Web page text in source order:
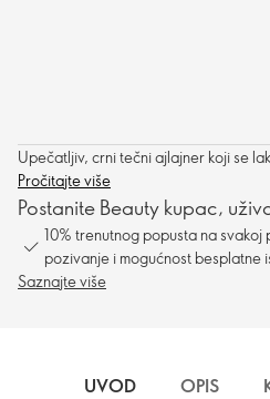
Upečatljiv, crni tečni ajlajner koji se
Pročitajte više
Postanite Beauty kupac,
10% trenutnog popusta na
pozivanje i mogućnost besplatne
Saznajte više
UVOD OPIS